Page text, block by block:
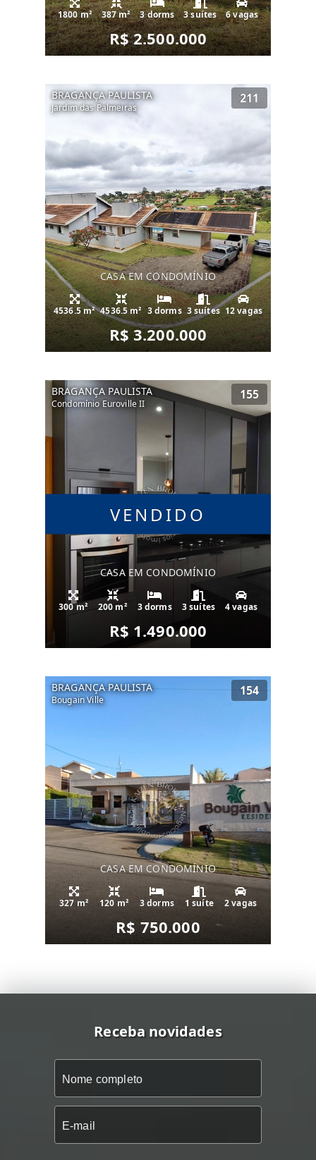
1800 m² 387 m² 3 dorms 3 suítes 6 vagas
R$ 2.500.000
BRAGANÇA PAULISTA
Jardim das Palmeiras
211
CASA EM CONDOMÍNIO
4536.5 m² 4536.5 m² 3 dorms 3 suítes 12 vagas
R$ 3.200.000
VENDIDO
BRAGANÇA PAULISTA
Condomínio Euroville II
155
CASA EM CONDOMÍNIO
300 m² 200 m² 3 dorms 3 suítes 4 vagas
R$ 1.490.000
BRAGANÇA PAULISTA
Bougain Ville
154
CASA EM CONDOMÍNIO
327 m² 120 m² 3 dorms 1 suíte 2 vagas
R$ 750.000
Receba novidades